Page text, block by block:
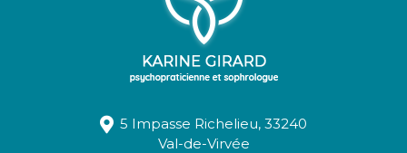
5 Impasse Richelieu, 33240
Val-de-Virvée